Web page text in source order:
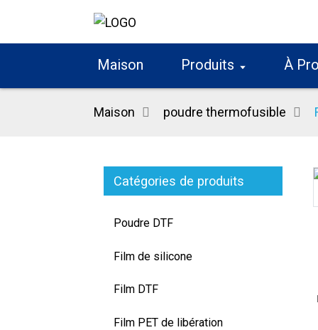
Maison Produits À
Maison poudre thermofusible
Catégories de produits
Poudre DTF
Film de silicone
Film DTF
Film PET de libération